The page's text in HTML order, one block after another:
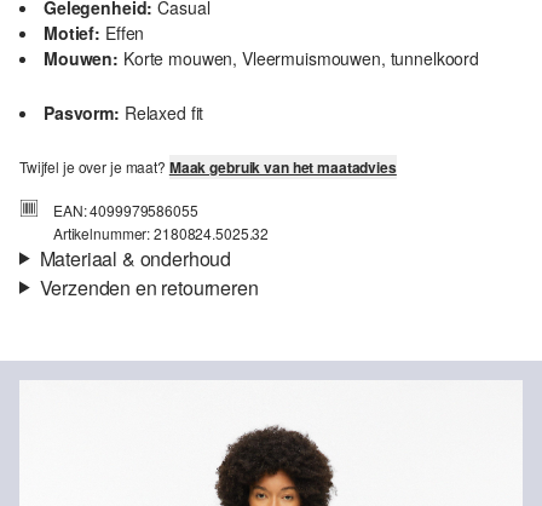
Gelegenheid: Casual
Motief: Effen
Mouwen: Korte mouwen, Vleermuismouwen, tunnelkoord
Pasvorm: Relaxed fit
Twijfel je over je maat? Maak gebruik van het maatadvies
EAN: 4099979586055
Artikelnummer: 2180824.5025.32
Materiaal & onderhoud
Materiaal: Katoen
Verzenden en retourneren
Je bestelling wordt binnen 3-5 werkdagen verzonden door Post